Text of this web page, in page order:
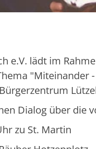
e.V. lädt im
"Miteinander
Dialog über die
zu St. Martin